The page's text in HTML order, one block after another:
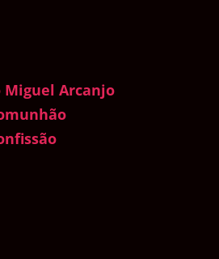
Miguel Arcanjo